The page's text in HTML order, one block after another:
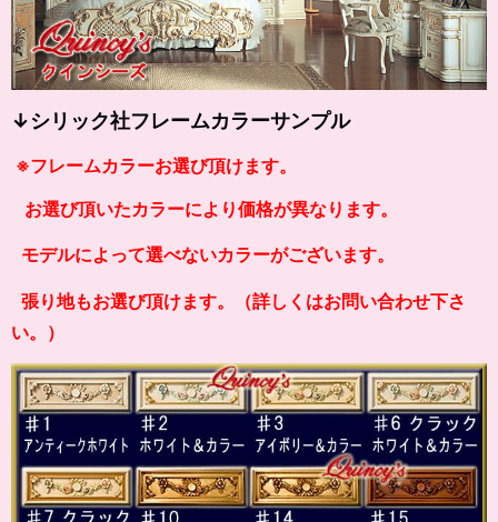
↓シリック社フレームカラーサンプル
※フレームカラーお選び頂けます。
お選び頂いたカラーにより価格が異なります。
モデルによって選べないカラーがございます。
張り地もお選び頂けます。（詳しくはお問い合わせ下さ
い。）